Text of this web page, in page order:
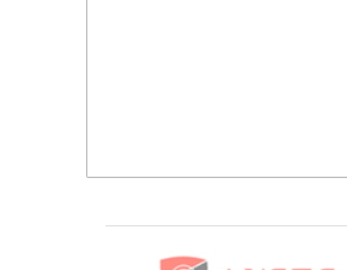
Brands Carousel